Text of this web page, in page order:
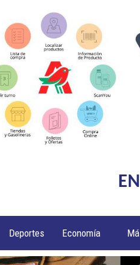
Deportes Economía